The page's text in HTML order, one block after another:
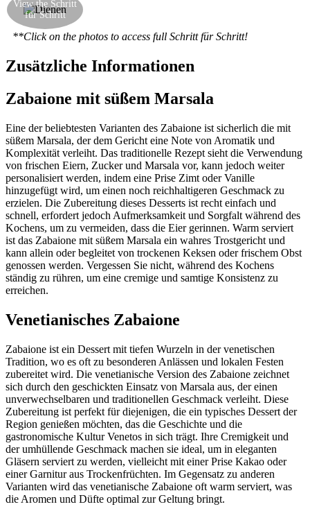
View the Schritt
für Schritt
**Click on the photos to access full Schritt für Schritt!
Zusätzliche Informationen
Zabaione mit süßem Marsala
Eine der beliebtesten Varianten des Zabaione ist sicherlich die mit
süßem Marsala, der dem Gericht eine Note von Aromatik und
Komplexität verleiht. Das traditionelle Rezept sieht die Verwendung
von frischen Eiern, Zucker und Marsala vor, kann jedoch weiter
personalisiert werden, indem eine Prise Zimt oder Vanille
hinzugefügt wird, um einen noch reichhaltigeren Geschmack zu
erzielen. Die Zubereitung dieses Desserts ist recht einfach und
schnell, erfordert jedoch Aufmerksamkeit und Sorgfalt während des
Kochens, um zu vermeiden, dass die Eier gerinnen. Warm serviert
ist das Zabaione mit süßem Marsala ein wahres Trostgericht und
kann allein oder begleitet von trockenen Keksen oder frischem Obst
genossen werden. Vergessen Sie nicht, während des Kochens
ständig zu rühren, um eine cremige und samtige Konsistenz zu
erreichen.
Venetianisches Zabaione
Zabaione ist ein Dessert mit tiefen Wurzeln in der venetischen
Tradition, wo es oft zu besonderen Anlässen und lokalen Festen
zubereitet wird. Die venetianische Version des Zabaione zeichnet
sich durch den geschickten Einsatz von Marsala aus, der einen
unverwechselbaren und traditionellen Geschmack verleiht. Diese
Zubereitung ist perfekt für diejenigen, die ein typisches Dessert der
Region genießen möchten, das die Geschichte und die
gastronomische Kultur Venetos in sich trägt. Ihre Cremigkeit und
der umhüllende Geschmack machen sie ideal, um in eleganten
Gläsern serviert zu werden, vielleicht mit einer Prise Kakao oder
einer Garnitur aus Trockenfrüchten. Im Gegensatz zu anderen
Varianten wird das venetianische Zabaione oft warm serviert, was
die Aromen und Düfte optimal zur Geltung bringt.